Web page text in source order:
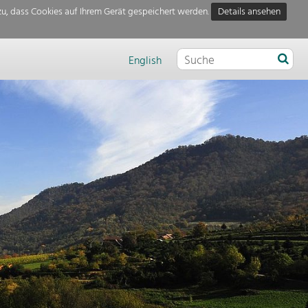
dass Cookies auf Ihrem Gerät gespeichert werden.
Details ansehen
English